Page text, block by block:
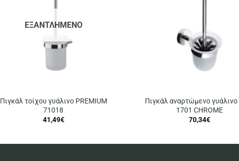
ΕΞΑΝΤΛΗΜΈΝΟ
Πιγκάλ τοίχου γυάλινο PREMIUM
71018
41,49€
Πιγκάλ αναρτώμενο γυάλινο
1701 CHROME
70,34€